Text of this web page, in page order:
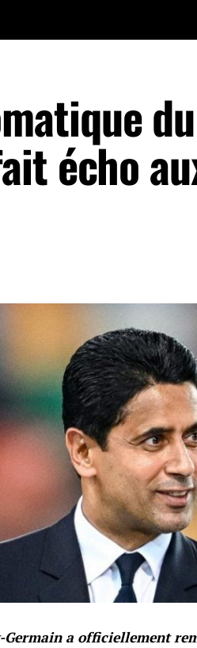
écho
a officiellement